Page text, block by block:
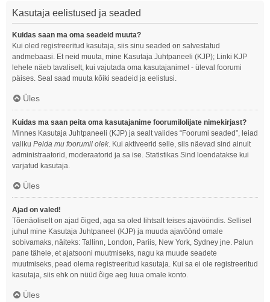
Kasutaja eelistused ja seaded
Kuidas saan ma oma seadeid muuta?
Kui oled registreeritud kasutaja, siis sinu seaded on salvestatud
andmebaasi. Et neid muuta, mine Kasutaja Juhtpaneeli (KJP); Linki KJP
lehele näeb tavaliselt, kui vajutada oma kasutajanimel - üleval foorumi
päises. Seal saad muuta kõiki seadeid ja eelistusi.
Üles
Kuidas ma saan peita oma kasutajanime foorumilolijate nimekirjast?
Minnes Kasutaja Juhtpaneeli (KJP) ja sealt valides “Foorumi seaded”, leiad
valiku Peida mu foorumil olek. Kui aktiveerid selle, siis näevad sind ainult
administraatorid, moderaatorid ja sa ise. Statistikas Sind loendatakse kui
varjatud kasutaja.
Üles
Ajad on valed!
Tõenäoliselt on ajad õiged, aga sa oled lihtsalt teises ajavööndis. Sellisel
juhul mine Kasutaja Juhtpaneel (KJP) ja muuda ajavöönd omale
sobivamaks, näiteks: Tallinn, London, Pariis, New York, Sydney jne. Palun
pane tähele, et ajatsooni muutmiseks, nagu ka muude seadete
muutmiseks, pead olema registreeritud kasutaja. Kui sa ei ole registreeritud
kasutaja, siis ehk on nüüd õige aeg luua omale konto.
Üles